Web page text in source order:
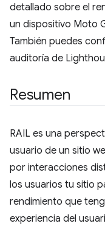
detallado sobre el
un dispositivo Moto
También puedes
auditoría de
Resumen
RAIL es una
usuario de un sitio
por interacciones
los usuarios tu sitio
rendimiento que
experiencia del